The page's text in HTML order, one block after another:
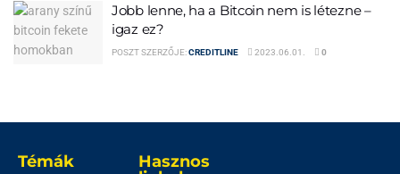
Jobb lenne, ha a Bitcoin nem is létezne –
igaz ez?
POSZT SZERZŐJE:CREDITLINE 2023.06.01. 0
Témák
Hasznos